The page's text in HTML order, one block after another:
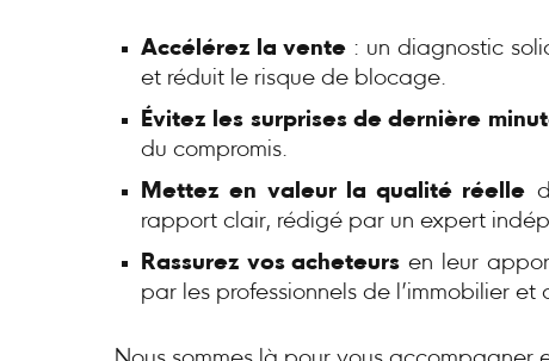
Accélérez la vente : un diagnostic
et réduit le risque de blocage.
Évitez les surprises de dernière
du compromis.
Mettez en valeur la qualité réelle
rapport clair, rédigé par un expert
Rassurez vos acheteurs en leur
par les professionnels de l’immobilier et